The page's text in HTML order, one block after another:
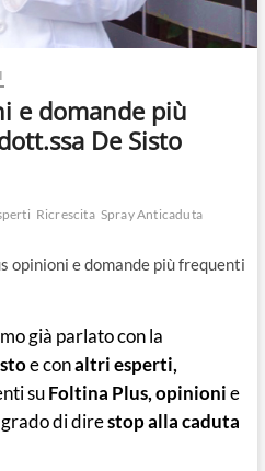
e domande più
De Sisto
Ricrescita Spray Anticaduta
opinioni e domande più frequenti
già parlato con la
e conaltri esperti,
suFoltina Plus, opinionie
di direstop alla caduta